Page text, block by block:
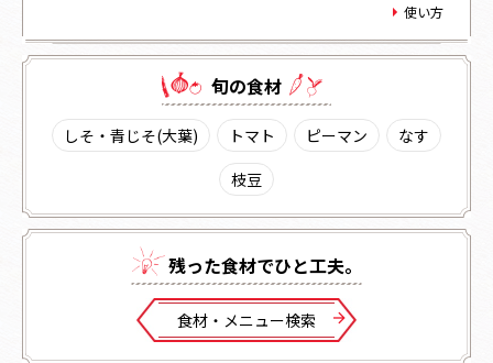
使い方
旬の⾷材
しそ・青じそ(大葉) トマト ピーマン
なす
枝豆
残った⾷材でひと⼯夫。
⾷材・メニュー検索